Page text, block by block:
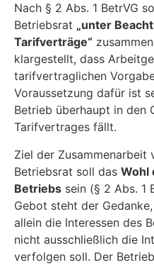
Nach § 2 Abs. 1 BetrVG
Betriebsrat „unter
Tarifverträge“
klargestellt, dass
tarifvertraglichen
Voraussetzung dafür ist
Betrieb überhaupt in den
Tarifvertrages fällt.
Ziel der Zusammenarbeit
Betriebsrat soll das Wohl
Betriebs sein (§ 2 Abs. 1
Gebot steht der
allein die Interessen des
nicht ausschließlich die
verfolgen soll. Der